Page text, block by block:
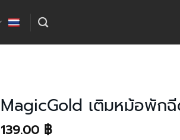
MagicGold เติมหม้อพักฉี
139.00 ฿